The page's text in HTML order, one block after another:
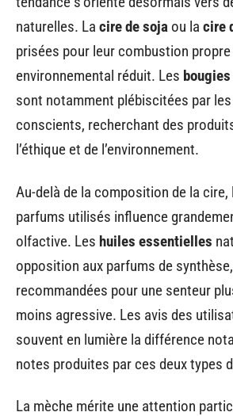
naturelles. La cire de soja ou la cire
prisées pour leur combustion
environnemental réduit. Les
sont notamment plébiscitées par
conscients, recherchant des
l’éthique et de l’environnement.
Au-delà de la composition de la cire,
parfums utilisés influence
olfactive. Les huiles essentielles
opposition aux parfums de
recommandées pour une senteur
moins agressive. Les avis des
souvent en lumière la différence
notes produites par ces deux types
La mèche mérite une attention